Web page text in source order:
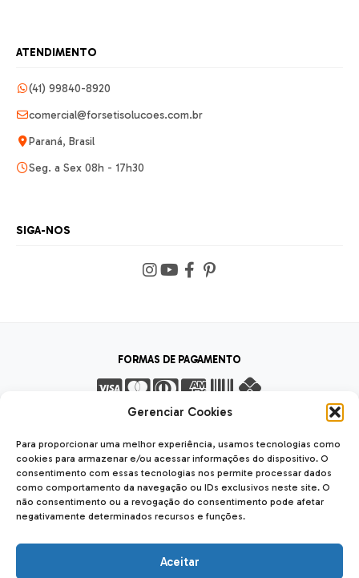
Gerenciar Cookies
Para proporcionar uma melhor experiência, usamos tecnologias como
cookies para armazenar e/ou acessar informações do dispositivo. O
consentimento com essas tecnologias nos permite processar dados
como comportamento da navegação ou IDs exclusivos neste site. O
não consentimento ou a revogação do consentimento pode afetar
negativamente determinados recursos e funções.
Aceitar
ATENDIMENTO
(41) 99840-8920
comercial@forsetisolucoes.com.br
Paraná, Brasil
Seg. a Sex 08h - 17h30
SIGA-NOS
FORMAS DE PAGAMENTO
SEGURANÇA
SSL Seguro Safe